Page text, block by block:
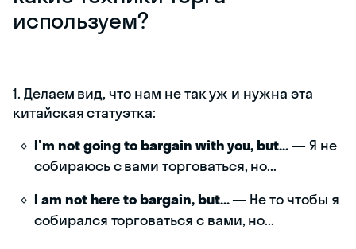
используем?
1. Делаем вид, что нам не так уж и нужна эта
китайская статуэтка:
I'm not going to bargain with you, but…— Я не
собираюсь с вами торговаться, но...
I am not here to bargain, but…— Не то чтобы я
собирался торговаться с вами, но...